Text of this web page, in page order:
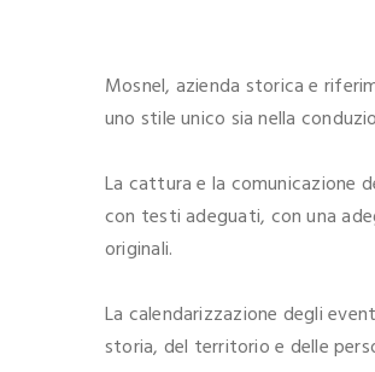
Mosnel, azienda storica e
uno stile unico sia nella
La cattura e la comunicazione
con testi adeguati, con una
originali.
La calendarizzazione degli
storia, del territorio e delle